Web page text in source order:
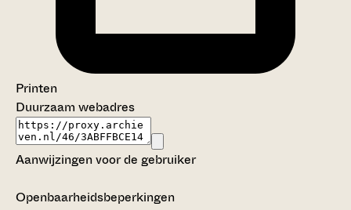
Printen
Duurzaam webadres
Aanwijzingen voor de gebruiker
Openbaarheidsbeperkingen